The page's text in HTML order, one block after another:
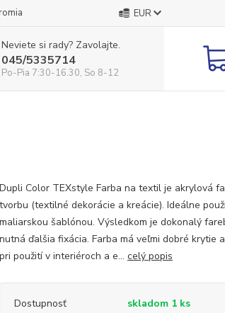
EUR
Neviete si rady? Zavolajte.
045/5335714
Po-Pia 7:30-16.30, So 8-12
Dupli Color TEXstyle Farba na textil je akrylová
tvorbu (textilné dekorácie a kreácie). Ideálne
maliarskou šablónou. Výsledkom je dokonalý
nutná ďalšia fixácia. Farba má veľmi dobré krytie
pri použití v interiéroch a e... celý popis
Dostupnosť
skladom 1 ks